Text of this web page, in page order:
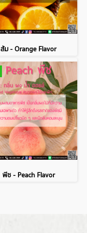
ส้ม - Orange Flavor
พีช - Peach Flavor